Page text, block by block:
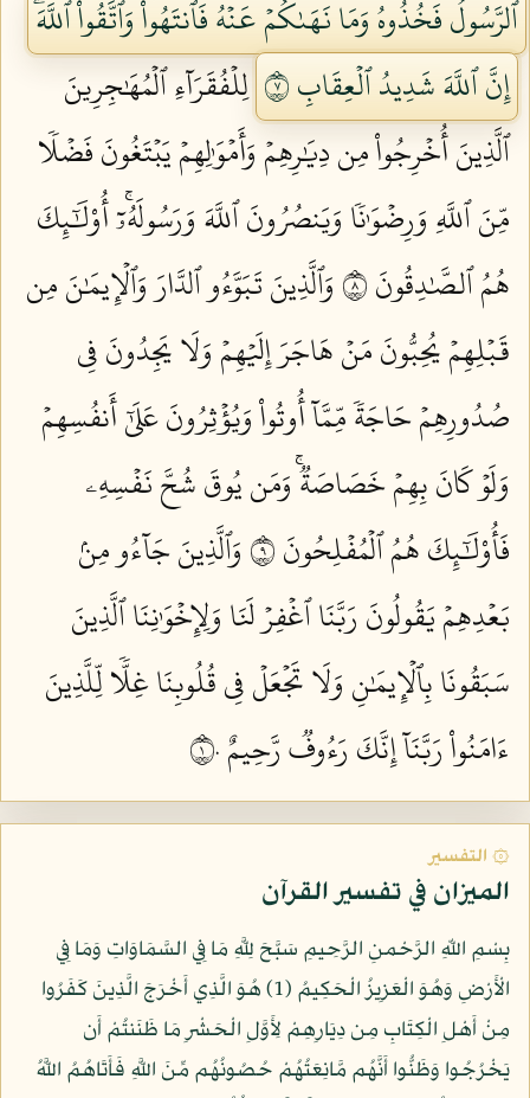
ٱلرَّسُولُ فَخُذُوهُ وَمَا نَهَىٰكُمۡ عَنۡهُ فَٱنتَهُواْۚ وَٱتَّقُواْ ٱللَّهَۖ
إِنَّ ٱللَّهَ شَدِيدُ ٱلۡعِقَابِ ٧
لِلۡفُقَرَآءِ ٱلۡمُهَٰجِرِينَ
ٱلَّذِينَ أُخۡرِجُواْ مِن دِيَٰرِهِمۡ وَأَمۡوَٰلِهِمۡ يَبۡتَغُونَ فَضۡلٗا
مِّنَ ٱللَّهِ وَرِضۡوَٰنٗا وَيَنصُرُونَ ٱللَّهَ وَرَسُولَهُۥٓۚ أُوْلَٰٓئِكَ
هُمُ ٱلصَّٰدِقُونَ ٨
وَٱلَّذِينَ تَبَوَّءُو ٱلدَّارَ وَٱلۡإِيمَٰنَ مِن
قَبۡلِهِمۡ يُحِبُّونَ مَنۡ هَاجَرَ إِلَيۡهِمۡ وَلَا يَجِدُونَ فِي
صُدُورِهِمۡ حَاجَةٗ مِّمَّآ أُوتُواْ وَيُؤۡثِرُونَ عَلَىٰٓ أَنفُسِهِمۡ
وَلَوۡ كَانَ بِهِمۡ خَصَاصَةٞۚ وَمَن يُوقَ شُحَّ نَفۡسِهِۦ
فَأُوْلَٰٓئِكَ هُمُ ٱلۡمُفۡلِحُونَ ٩
وَٱلَّذِينَ جَآءُو مِنۢ
بَعۡدِهِمۡ يَقُولُونَ رَبَّنَا ٱغۡفِرۡ لَنَا وَلِإِخۡوَٰنِنَا ٱلَّذِينَ
سَبَقُونَا بِٱلۡإِيمَٰنِ وَلَا تَجۡعَلۡ فِي قُلُوبِنَا غِلّٗا لِّلَّذِينَ
ءَامَنُواْ رَبَّنَآ إِنَّكَ رَءُوفٞ رَّحِيمٌ ١٠
۞ التفسير
الميزان في تفسير القرآن
بِسْمِ اللّهِ الرَّحْمنِ الرَّحِيمِ سَبَّحَ لِلَّهِ مَا فِي السَّمَاوَاتِ وَمَا فِي
الْأَرْضِ وَهُوَ الْعَزِيزُ الْحَكِيمُ (1) هُوَ الَّذِي أَخْرَجَ الَّذِينَ كَفَرُوا
مِنْ أَهْلِ الْكِتَابِ مِن دِيَارِهِمْ لِأَوَّلِ الْحَشْرِ مَا ظَنَنتُمْ أَن
يَخْرُجُوا وَظَنُّوا أَنَّهُم مَّانِعَتُهُمْ حُصُونُهُم مِّنَ اللَّهِ فَأَتَاهُمُ اللَّهُ